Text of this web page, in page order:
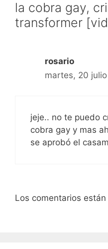
la cobra gay,
transformer
rosario
martes, 20
jeje.. no te puedo
cobra gay y mas
se aprobó el
Los comentarios